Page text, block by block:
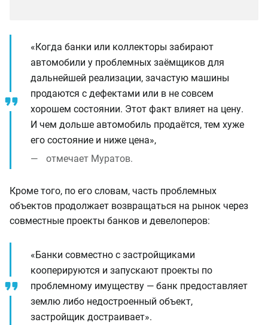
«Когда банки или коллекторы забирают
автомобили у проблемных заёмщиков для
дальнейшей реализации, зачастую машины
продаются с дефектами или в не совсем
хорошем состоянии. Этот факт влияет на цену.
И чем дольше автомобиль продаётся, тем хуже
его состояние и ниже цена»,
отмечает Муратов.
Кроме того, по его словам, часть проблемных
объектов продолжает возвращаться на рынок через
совместные проекты банков и девелоперов:
«Банки совместно с застройщиками
кооперируются и запускают проекты по
проблемному имуществу — банк предоставляет
землю либо недостроенный объект,
застройщик достраивает».